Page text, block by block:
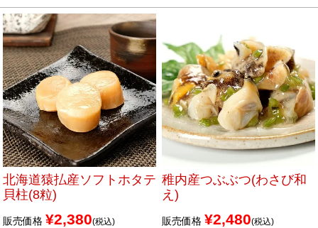
北海道猿払産ソフトホタテ
貝柱(8粒)
販売価格 ¥2,380 税込
稚内産つぶぶつ(わさび和
え)
販売価格 ¥2,480 税込